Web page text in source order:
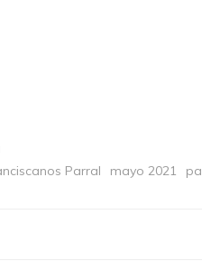
Parral mayo 2021